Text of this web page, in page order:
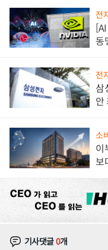
전
동
전
삼
안
소
이
보
기사댓글0개